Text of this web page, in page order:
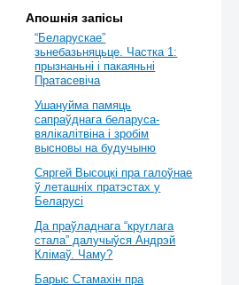
Апошнія запісы
“Беларускае”
зьнебазьняцьце. Частка 1:
прызнаньні і пакаяньні
Пратасевіча
Ушануйма памяць
сапраўднага беларуса-
вялікалітвіна і зробім
высновы на будучыню
Сяргей Высоцкі пра галоўнае
ў леташніх пратэстах у
Беларусі
Да праўладнага “круглага
стала” далучыўся Андрэй
Клімаў. Чаму?
Барыс Стамахін пра